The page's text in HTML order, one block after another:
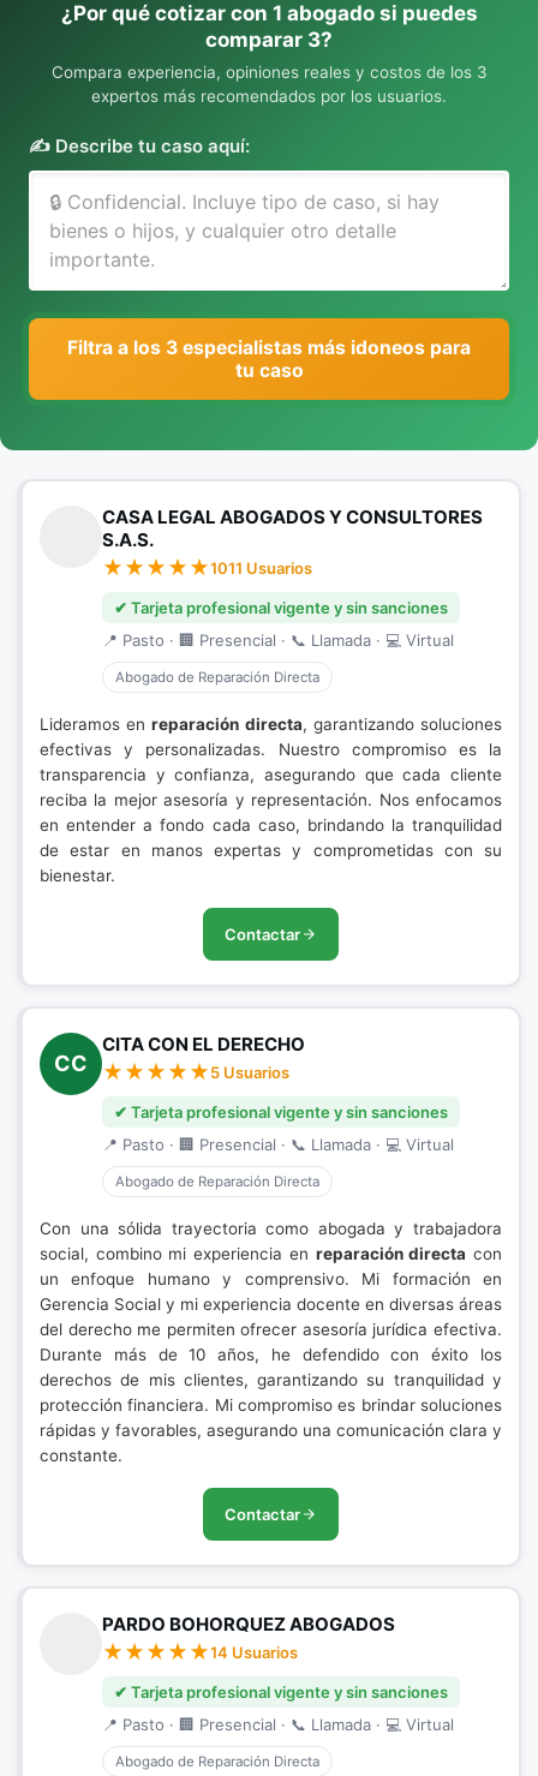
¿Por qué cotizar con 1 abogado si puedes
comparar 3?
Compara experiencia, opiniones reales y costos de los 3
expertos más recomendados por los usuarios.
✍️ Describe tu caso aquí:
Filtra a los 3 especialistas más idoneos para
tu caso
CASA LEGAL ABOGADOS Y CONSULTORES
S.A.S.
1011 Usuarios
✔ Tarjeta profesional vigente y sin sanciones
📍 Pasto · 🏢 Presencial · 📞 Llamada · 💻 Virtual
Abogado de Reparación Directa
Lideramos enreparación directa, garantizando soluciones
efectivas y personalizadas. Nuestro compromiso es la
transparencia y confianza, asegurando que cada cliente
reciba la mejor asesoría y representación. Nos enfocamos
en entender a fondo cada caso, brindando la tranquilidad
de estar en manos expertas y comprometidas con su
bienestar.
Contactar
CC
CITA CON EL DERECHO
5 Usuarios
✔ Tarjeta profesional vigente y sin sanciones
📍 Pasto · 🏢 Presencial · 📞 Llamada · 💻 Virtual
Abogado de Reparación Directa
Con una sólida trayectoria como abogada y trabajadora
social, combino mi experiencia en reparación directa con
un enfoque humano y comprensivo. Mi formación en
Gerencia Social y mi experiencia docente en diversas áreas
del derecho me permiten ofrecer asesoría jurídica efectiva.
Durante más de 10 años, he defendido con éxito los
derechos de mis clientes, garantizando su tranquilidad y
protección financiera. Mi compromiso es brindar soluciones
rápidas y favorables, asegurando una comunicación clara y
constante.
Contactar
PARDO BOHORQUEZ ABOGADOS
14 Usuarios
✔ Tarjeta profesional vigente y sin sanciones
📍 Pasto · 🏢 Presencial · 📞 Llamada · 💻 Virtual
Abogado de Reparación Directa